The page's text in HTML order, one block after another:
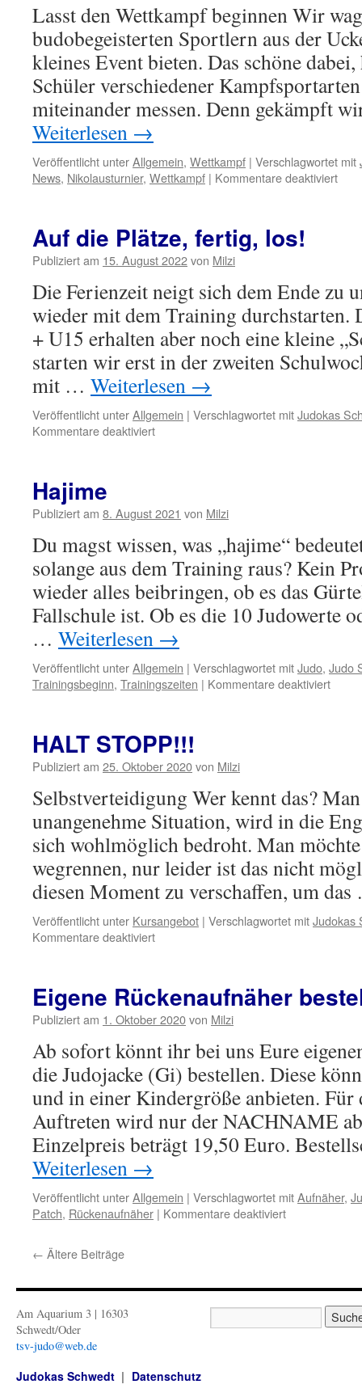
Lasst den Wettkampf beginnen Wir
budobegeisterten Sportlern aus der
kleines Event bieten. Das schöne
Schüler verschiedener
miteinander messen. Denn gekämpft
Weiterlesen →
Veröffentlicht unterAllgemein, Wettkampf | Verschlagwortet mit
News, Nikolausturnier, Wettkampf | Kommentare deaktiviertfür
Auf die Plätze, fertig, los!
Publiziert am 15. August 2022von Milzi
Die Ferienzeit neigt sich dem Ende zu
wieder mit dem Training durchstarten.
+ U15 erhalten aber noch eine kleine
starten wir erst in der zweiten
mit … Weiterlesen →
Veröffentlicht unterAllgemein | Verschlagwortet mitJudokas
Kommentare deaktiviertfür
los!
Hajime
Publiziert am 8. August 2021 von Milzi
Du magst wissen, was „hajime“
solange aus dem Training raus? Kein
wieder alles beibringen, ob es das
Fallschule ist. Ob es die 10 Judowerte
… Weiterlesen →
Veröffentlicht unterAllgemein | Verschlagwortet mitJudo, Judo
Trainingsbeginn, Trainingszeiten | Kommentare deaktiviertfür
HALT STOPP!!!
Publiziert am 25. Oktober 2020von Milzi
Selbstverteidigung Wer kennt das?
unangenehme Situation, wird in die
sich wohlmöglich bedroht. Man
wegrennen, nur leider ist das nicht
diesen Moment zu verschaffen, um
Veröffentlicht unter Kursangebot | Verschlagwortet mitJudokas
Kommentare deaktiviertfür
Eigene Rückenaufnäher
Publiziert am 1. Oktober 2020von Milzi
Ab sofort könnt ihr bei uns Eure
die Judojacke (Gi) bestellen. Diese
und in einer Kindergröße anbieten. Für
Auftreten wird nur der NACHNAME
Einzelpreis beträgt 19,50 Euro.
Weiterlesen →
Veröffentlicht unterAllgemein | Verschlagwortet mitAufnäher,
Patch, Rückenaufnäher | Kommentare deaktiviertfür
← Ältere Beiträge
Am Aquarium 3 | 16303
Schwedt/Oder
tsv-judo@web.de
Judokas Schwedt Datenschutz